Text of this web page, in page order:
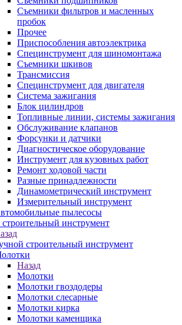
Съемники фильтров и масленных
пробок
Прочее
Приспособления автоэлектрика
Специнструмент для шиномонтажа
Съемники шкивов
Трансмиссия
Специнструмент для двигателя
Система зажигания
Блок цилиндров
Топливные линии, системы зажигания
Обслуживание клапанов
Форсунки и датчики
Диагностическое оборудование
Инструмент для кузовных работ
Ремонт ходовой части
Разные принадлежности
Динамометрический инструмент
Измерительный инструмент
пылесосы
инструмент
строительный инструмент
Назад
Молотки
Молотки гвоздодеры
Молотки слесарные
Молотки кирка
Молотки каменщика